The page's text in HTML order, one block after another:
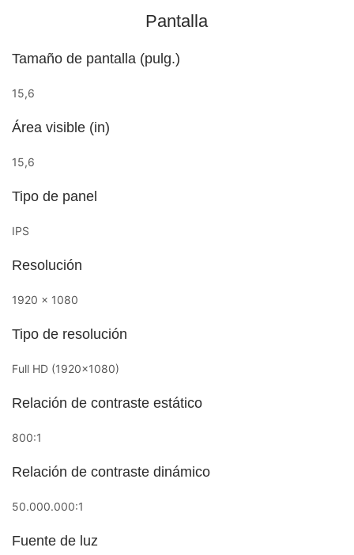
Pantalla
Tamaño de pantalla (pulg.)
15,6
Área visible (in)
15,6
Tipo de panel
IPS
Resolución
1920 x 1080
Tipo de resolución
Full HD (1920×1080)
Relación de contraste estático
800:1
Relación de contraste dinámico
50.000.000:1
Fuente de luz